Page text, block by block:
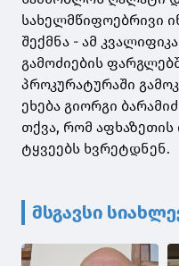
სახელმწიფოებრივი
შექმნა - ამ
გამოძიების
პროკურატურაში
ეხება გიორგი
თქვა, რომ
ტყვეებს ხვრეტდნენ.
მსგავსი